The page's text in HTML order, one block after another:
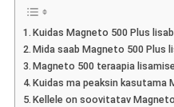
Kuidas Magneto 500 Plus
Mida saab Magneto 500 Plus
Magneto 500 teraapia
Kuidas ma peaksin kasutama
Kellele on soovitatav